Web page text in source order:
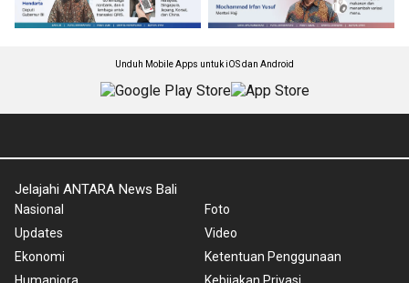
Unduh Mobile Apps untuk iOS dan Android
Jelajahi ANTARA News Bali
Nasional
Updates
Ekonomi
Foto
Video
Ketentuan Penggunaan